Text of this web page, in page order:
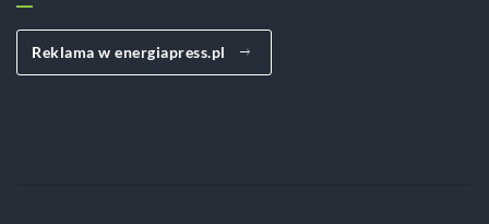
Reklama w energiapress.pl